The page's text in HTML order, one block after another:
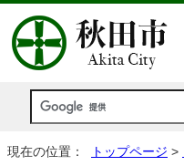
現在の位置： トップページ >